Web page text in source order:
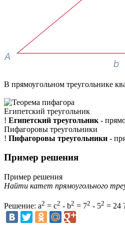
В прямоугольном треугольнике
Египетский треугольник
! Египетский треугольник -
Пифагоровы треугольники
! Пифагоровы треугольники -
Пример решения
Пример решения
Найти катет прямоугольного
Решение: a2 = c2 - b2 = 72 - 52 = 24